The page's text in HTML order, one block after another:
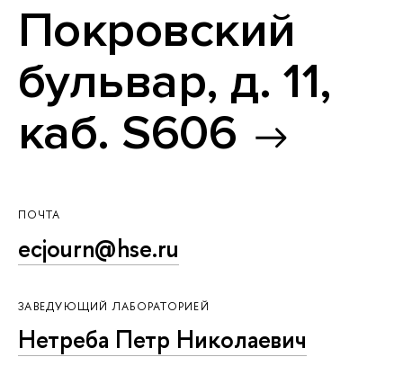
Покровский
бульвар, д. 11,
каб. S606
ПОЧТА
ecjourn@hse.ru
ЗАВЕДУЮЩИЙ ЛАБОРАТОРИЕЙ
Нетреба Петр Николаевич